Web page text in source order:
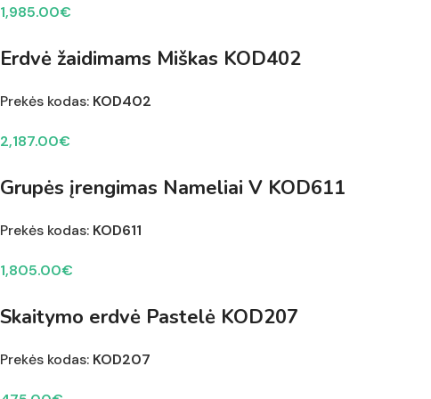
1,985.00€
Erdvė žaidimams Miškas KOD402
Prekės kodas: KOD402
2,187.00€
Grupės įrengimas Nameliai V KOD611
Prekės kodas: KOD611
1,805.00€
Skaitymo erdvė Pastelė KOD207
Prekės kodas: KOD207